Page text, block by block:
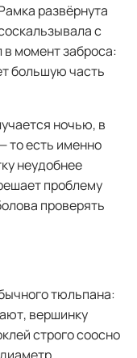
развёрнута
с
в момент заброса:
большую часть
ночью, в
то есть именно
неудобнее
проблему
проверять
тюльпана:
вершинку
строго соосно